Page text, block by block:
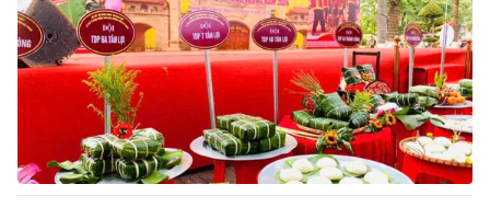
Thế giới
Tin tức
Thế giới đó đây
Câu chuyện quốc tế
Tài chính
Thị trường
Dữ liệu và đời sống